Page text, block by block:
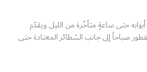
ساعةٍ متأخّرة من الليل ويقدّم
إلى جانب الشطائر المعتادة حتى